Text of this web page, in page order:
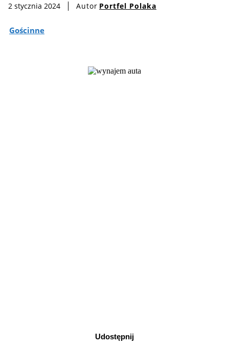
2 stycznia 2024 Autor Portfel Polaka
Gościnne
Udostępnij